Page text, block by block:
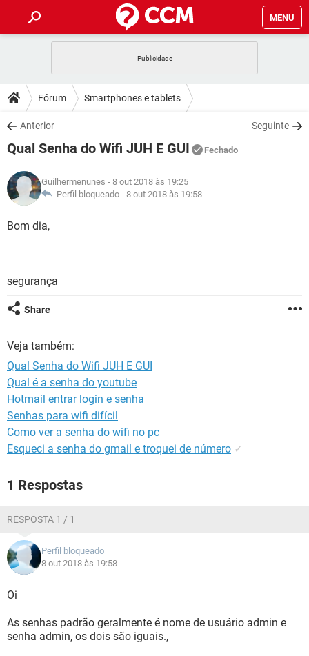
MENU
CELULAR FACEBOOK
OUTLOOK
INSTAGRAM GMAIL
GUIA DE COMPRAS
DICAS
JOGOS WHATSAPP
INSTAGRAM GMAIL
GUIA DE COMPRAS
DOWNLOADS
JOGOS WHATSAPP
CELULAR
OUTLOOK EXCEL
INSTAGRAM
FÓRUM
JOGOS WHATSAPP
CELULAR
OUTLOOK
GUIA DE COMPRAS
GLOSSÁRIO
JOGOS
INSTAGRAM
GUIA DE COMPRAS
Fórum Smartphones e tablets
Anterior Seguinte
Qual Senha do Wifi JUH E GUI Fechado
Guilhermenunes - 8 out 2018 às 19:25
Perfil bloqueado - 8 out 2018 às 19:58
Bom dia,
segurança
Share
Veja também:
Qual Senha do Wifi JUH E GUI
Qual é a senha do youtube
Hotmail entrar login e senha
Senhas para wifi difícil
Como ver a senha do wifi no pc
Esqueci a senha do gmail e troquei de número ✓
1 Respostas
RESPOSTA 1 / 1
Perfil bloqueado
8 out 2018 às 19:58
Oi
As senhas padrão geralmente é nome de usuário admin e
senha admin, os dois são iguais.,